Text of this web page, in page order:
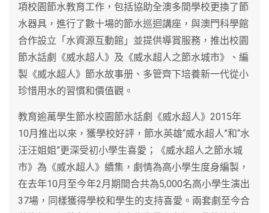
項校園節水教育工作，包括協助全澳多間學校更換了節
水器具，進行了數十場的節水巡迴講座，與澳門科學館
合作設立「水資源互動館」並提供導賞服務，推出校園
節水話劇《威水超人》及《威水超人之節水城市》、編
製《威水超人》節水故事册、多管齊下培養新一代從小
珍惜用水的習慣和價值觀。
教育逾萬學生節水校園節水話劇《威水超人》2015年
10月推出以來，獲學校好評，節水英雄“威水超人”和“水
汪汪姐姐”更深受初小學生喜愛；《威水超人之節水城
市》為《威水超人》續集，劇情為高小學生度身編製，
在去年10月至今年2月期間合共為5,000名高小學生演出
37場，同樣獲得學校和學生的支持喜愛。兩套劇至今合